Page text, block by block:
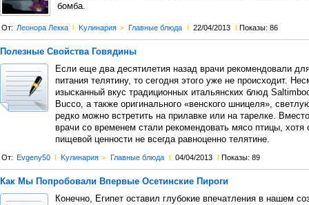
бомба.
От: Леонора Лекка l Kулинария > Главные блюда l 22/04/2013 l Показы: 86
Полезные Свойства Говядины
Если еще два десятилетия назад врачи рекомендовали
питания телятину, то сегодня этого уже не происходит.
изысканный вкус традиционных итальянских блюд
Bucco, а также оригинального «венского шницеля»,
редко можно встретить на прилавке или на тарелке.
врачи со временем стали рекомендовать мясо птицы, хотя
пищевой ценности не всегда равноценно телятине.
От: Evgeny50 l Kулинария > Главные блюда l 04/04/2013 l Показы: 89
Как Мы Попробовали Впервые Осетинские Пироги
Конечно, Египет оставил глубокие впечатления в нашем